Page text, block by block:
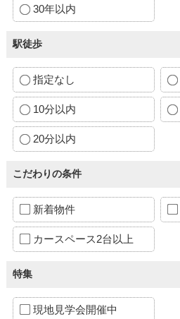
30年以内
駅徒歩
指定なし
10分以内
20分以内
こだわりの条件
新着物件
カースペース2台以上
特集
現地見学会開催中